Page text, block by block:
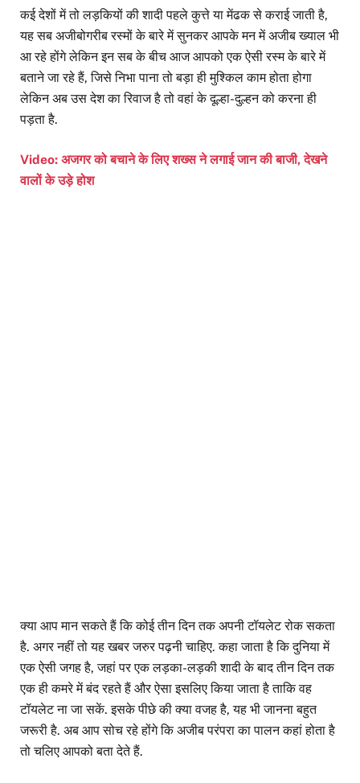
कई देशों में तो लड़कियों की शादी पहले कुत्ते या मेंढक से कराई जाती है,
यह सब अजीबोगरीब रस्मों के बारे में सुनकर आपके मन में अजीब ख्याल भी
आ रहे होंगे लेकिन इन सब के बीच आज आपको एक ऐसी रस्म के बारे में
बताने जा रहे हैं, जिसे निभा पाना तो बड़ा ही मुश्किल काम होता होगा
लेकिन अब उस देश का रिवाज है तो वहां के दूल्हा-दुल्हन को करना ही
पड़ता है.
Video: अजगर को बचाने के लिए शख्स ने लगाई जान की बाजी, देखने
वालों के उड़े होश
क्या आप मान सकते हैं कि कोई तीन दिन तक अपनी टॉयलेट रोक सकता
है. अगर नहीं तो यह खबर जरुर पढ़नी चाहिए. कहा जाता है कि दुनिया में
एक ऐसी जगह है, जहां पर एक लड़का-लड़की शादी के बाद तीन दिन तक
एक ही कमरे में बंद रहते हैं और ऐसा इसलिए किया जाता है ताकि वह
टॉयलेट ना जा सकें. इसके पीछे की क्या वजह है, यह भी जानना बहुत
जरूरी है. अब आप सोच रहे होंगे कि अजीब परंपरा का पालन कहां होता है
तो चलिए आपको बता देते हैं.